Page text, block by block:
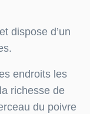
dispose d’un
endroits les
richesse de
du poivre